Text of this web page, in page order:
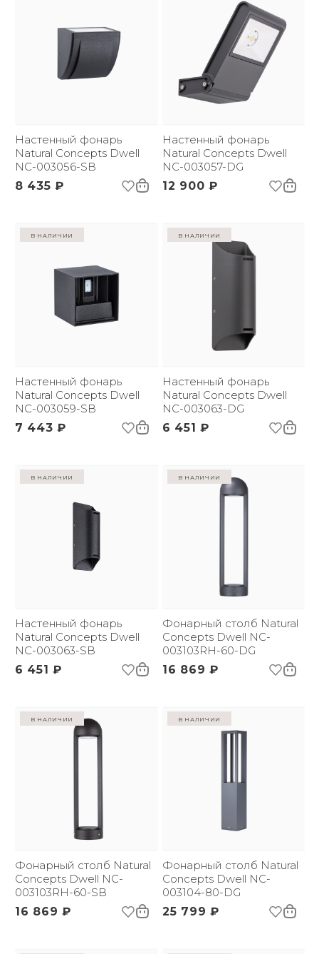
Настенный фонарь
Natural Concepts Dwell
NC-003056-SB
8 435 ₽
Настенный фонарь
Natural Concepts Dwell
NC-003057-DG
12 900 ₽
в наличии
Настенный фонарь
Natural Concepts Dwell
NC-003059-SB
7 443 ₽
в наличии
Настенный фонарь
Natural Concepts Dwell
NC-003063-DG
6 451 ₽
в наличии
Настенный фонарь
Natural Concepts Dwell
NC-003063-SB
6 451 ₽
в наличии
Фонарный столб Natural
Concepts Dwell NC-
003103RH-60-DG
16 869 ₽
в наличии
Фонарный столб Natural
Concepts Dwell NC-
003103RH-60-SB
16 869 ₽
в наличии
Фонарный столб Natural
Concepts Dwell NC-
003104-80-DG
25 799 ₽